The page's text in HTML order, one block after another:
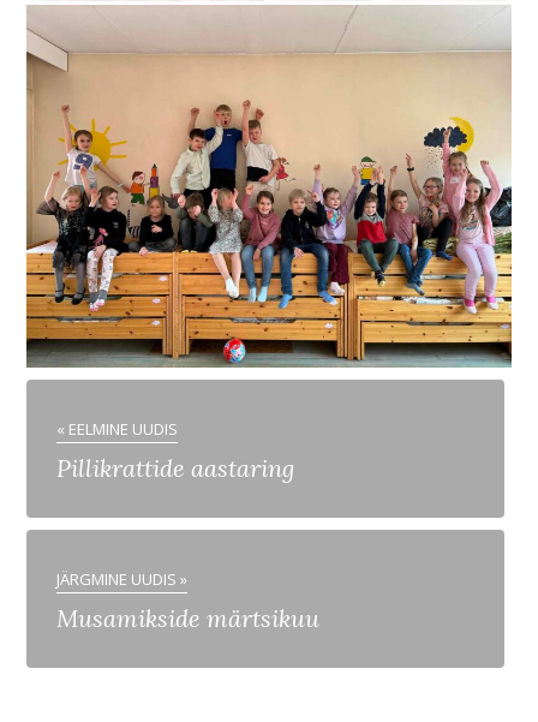
« EELMINE UUDIS
Pillikrattide aastaring
JÄRGMINE UUDIS »
Musamikside märtsikuu